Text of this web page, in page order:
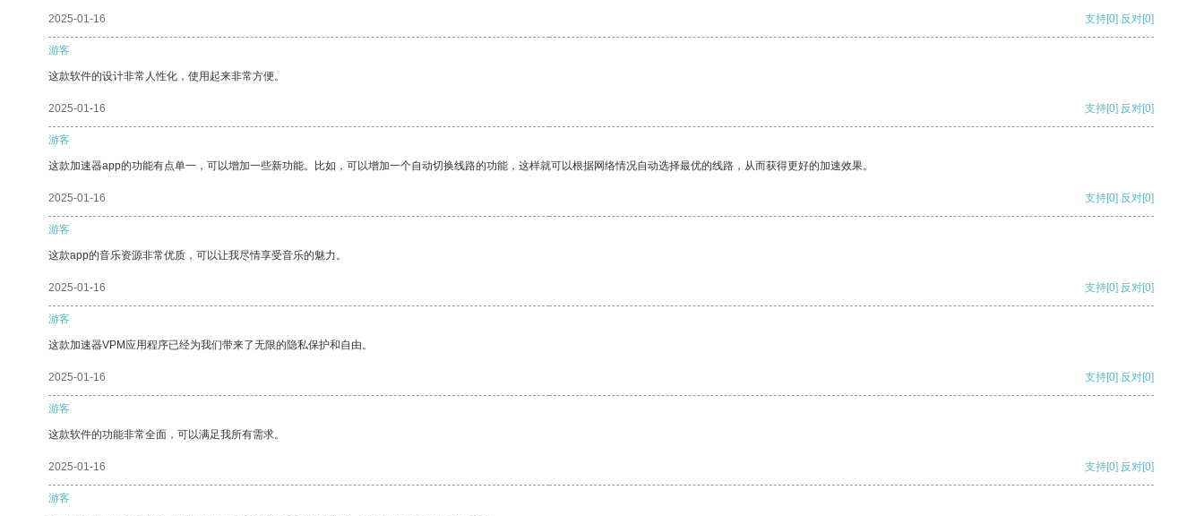
2025-01-16 支持[0] 反对[0]
游客
这款软件的设计非常人性化，使用起来非常方便。
2025-01-16 支持[0] 反对[0]
游客
这款加速器app的功能有点单一，可以增加一些新功能。比如，可以增加一个自动切换线路的功能，这样就可以根据网络情况自动选择最优的线路，从而获得更好的加速效果。
2025-01-16 支持[0] 反对[0]
游客
这款app的音乐资源非常优质，可以让我尽情享受音乐的魅力。
2025-01-16 支持[0] 反对[0]
游客
这款加速器VPM应用程序已经为我们带来了无限的隐私保护和自由。
2025-01-16 支持[0] 反对[0]
游客
这款软件的功能非常全面，可以满足我所有需求。
2025-01-16 支持[0] 反对[0]
游客